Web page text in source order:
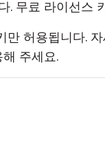
무료 라이선스
허용됩니다.
주세요.